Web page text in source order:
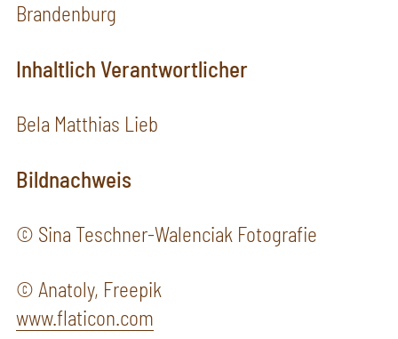
Brandenburg
Inhaltlich Verantwortlicher
Bela Matthias Lieb
Bildnachweis
© Sina Teschner-Walenciak Fotografie
© Anatoly, Freepik
www.flaticon.com